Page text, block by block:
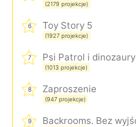
(2179 projekcje)
6 Toy Story 5
(1927 projekcje)
7 Psi Patrol i dinozaury
(1013 projekcje)
8 Zaproszenie
(947 projekcje)
9